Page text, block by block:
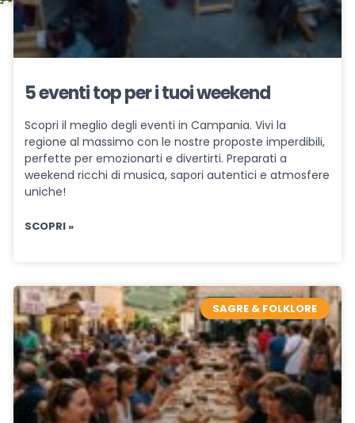
5 eventi top per i tuoi weekend
Scopri il meglio degli eventi in Campania. Vivi la
regione al massimo con le nostre proposte imperdibili,
perfette per emozionarti e divertirti. Preparati a
weekend ricchi di musica, sapori autentici e atmosfere
uniche!
SCOPRI »
SAGRE & FOLKLORE